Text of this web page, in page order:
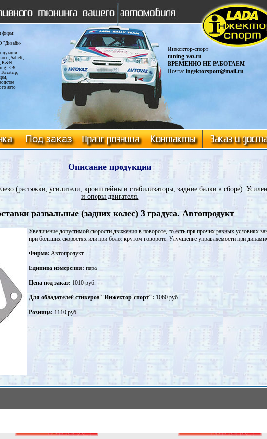
фирм:
"Дизайн-
Sabelt,
K&N,
EBC,
авто
Инжектор-спорт
tuning-vaz.ru
ВРЕМЕННО НЕ РАБОТАЕМ
Почта: ingektorsport@mail.ru
Описание продукции
(растяжки, усилители, кронштейны и стабилизаторы, задние балки в сборе).
и опоры двигателя.
развальные (задних колес) 3 градуса. Автопродукт
Увеличение допустимой скорости движения в повороте, то есть при прочих равных условиях
при больших скоростях или при более крутом повороте. Улучшение управляемости при
Фирма: Автопродукт
Единица измерения: пара
Цена под заказ: 1010 руб.
Для обладателей стикеров "Инжектор-спорт": 1060 руб.
Розница: 1110 руб.